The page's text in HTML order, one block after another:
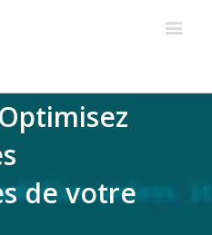
de votre